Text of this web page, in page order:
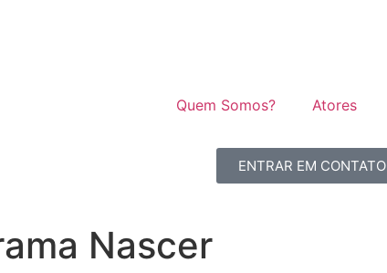
Quem Somos? Atores
ENTRAR EM CONTATO
Nascer